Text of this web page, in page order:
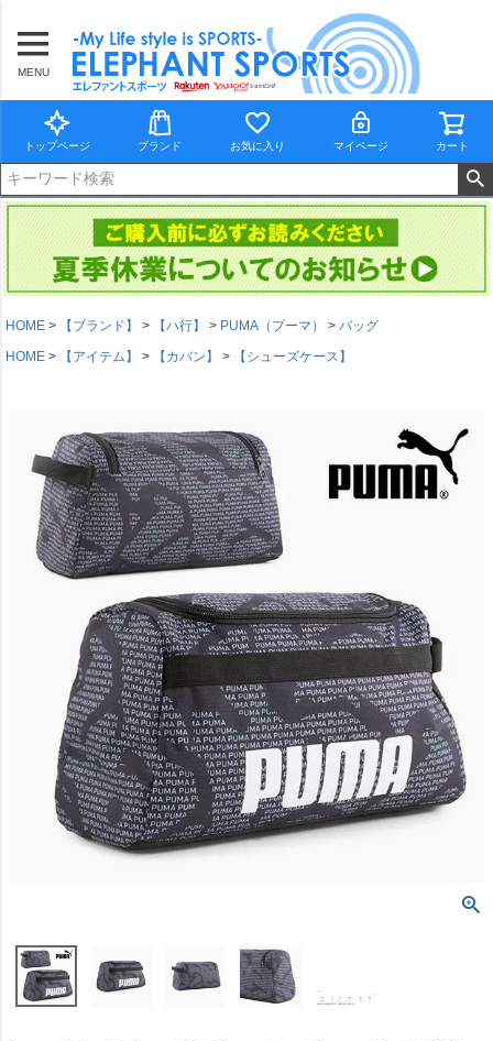
MENU
トップページ ブランド お気に入り マイページ カート
HOME 【ブランド】 【ハ行】 PUMA（プーマ）
バッグ
HOME
【アイテム】 【カバン】 【シューズケース】